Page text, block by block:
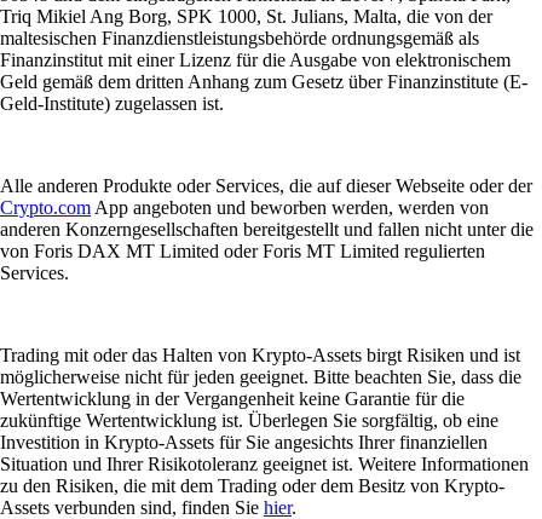
Triq Mikiel Ang Borg, SPK 1000, St. Julians, Malta, die von der
maltesischen Finanzdienstleistungsbehörde ordnungsgemäß als
Finanzinstitut mit einer Lizenz für die Ausgabe von elektronischem
Geld gemäß dem dritten Anhang zum Gesetz über Finanzinstitute (E-
Geld-Institute) zugelassen ist.
Alle anderen Produkte oder Services, die auf dieser Webseite oder der
Crypto.com App angeboten und beworben werden, werden von
anderen Konzerngesellschaften bereitgestellt und fallen nicht unter die
von Foris DAX MT Limited oder Foris MT Limited regulierten
Services.
Trading mit oder das Halten von Krypto-Assets birgt Risiken und ist
möglicherweise nicht für jeden geeignet. Bitte beachten Sie, dass die
Wertentwicklung in der Vergangenheit keine Garantie für die
zukünftige Wertentwicklung ist. Überlegen Sie sorgfältig, ob eine
Investition in Krypto-Assets für Sie angesichts Ihrer finanziellen
Situation und Ihrer Risikotoleranz geeignet ist. Weitere Informationen
zu den Risiken, die mit dem Trading oder dem Besitz von Krypto-
Assets verbunden sind, finden Sie hier.